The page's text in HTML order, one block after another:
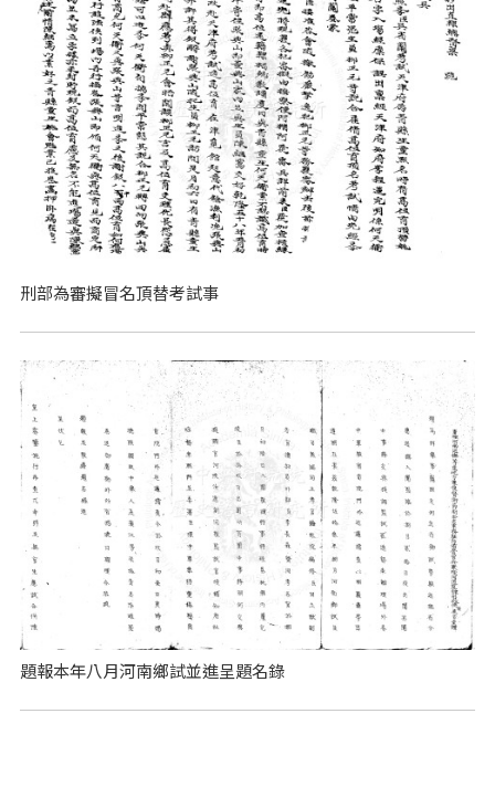
刑部為審擬冒名頂替考試事
題報本年八月河南鄉試並進呈題名錄